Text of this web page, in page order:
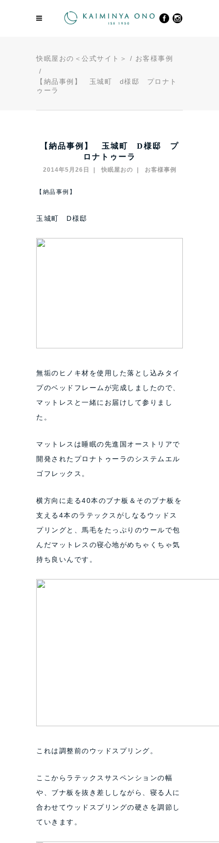
快眠屋おの＜公式サイト＞ / お客様事例
/
【納品事例】 玉城町 d様邸 プロナト
ゥーラ
【納品事例】 玉城町 D様邸 プ
ロナトゥーラ
2014年5月26日 快眠屋おの お客様事例
【納品事例】
玉城町 D様邸
無垢のヒノキ材を使用した落とし込みタイ
プのベッドフレームが完成しましたので、
マットレスと一緒にお届けして参りまし
た。
マットレスは睡眠の先進国オーストリアで
開発されたプロナトゥーラのシステムエル
ゴフレックス。
横方向に走る40本のブナ板＆そのブナ板を
支える4本のラテックスがしなるウッドス
プリングと、馬毛をたっぷりのウールで包
んだマットレスの寝心地がめちゃくちゃ気
持ち良いんです。
これは調整前のウッドスプリング。
ここからラテックスサスペンションの幅
や、ブナ板を抜き差ししながら、寝る人に
合わせてウッドスプリングの硬さを調節し
ていきます。